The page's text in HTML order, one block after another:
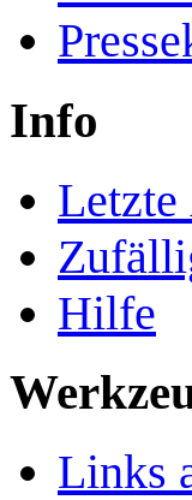
Info
Letzte
Hilfe
Links